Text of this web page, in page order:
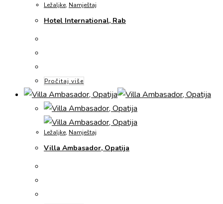
Ležaljke, Namještaj
Hotel International, Rab
Pročitaj više
Ležaljke, Namještaj
Villa Ambasador, Opatija